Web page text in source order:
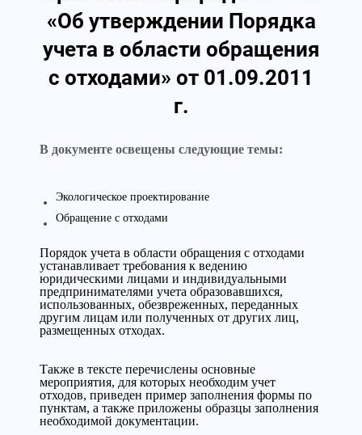
«Об утверждении Порядка
учета в области обращения
с отходами» от 01.09.2011
г.
В документе освещены следующие темы:
Экологическое проектирование
Обращение с отходами
Порядок учета в области обращения с отходами
устанавливает требования к ведению
юридическими лицами и индивидуальными
предпринимателями учета образовавшихся,
использованных, обезвреженных, переданных
другим лицам или полученных от других лиц,
размещенных отходах.
Также в тексте перечислены основные
мероприятия, для которых необходим учет
отходов, приведен пример заполнения формы по
пунктам, а также приложены образцы заполнения
необходимой документации.